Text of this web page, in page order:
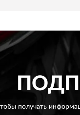
получать